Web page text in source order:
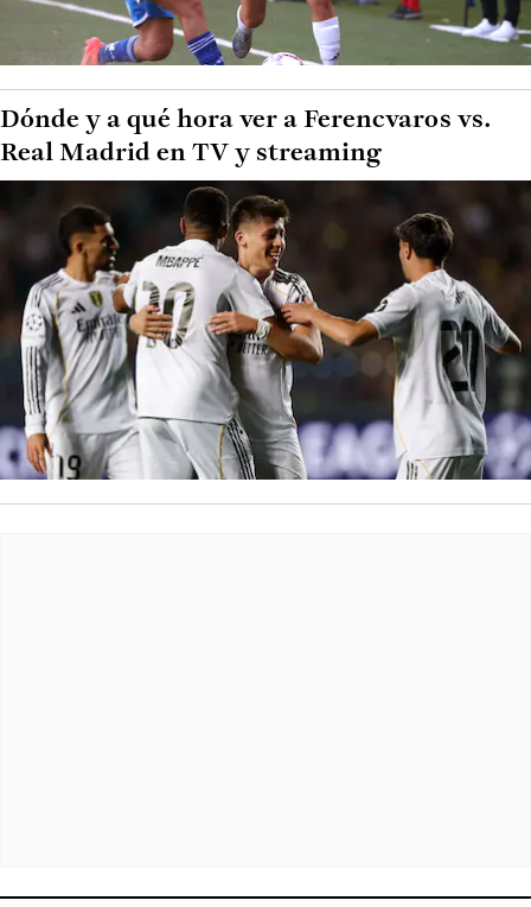
Dónde y a qué hora ver a Ferencvaros vs.
Real Madrid en TV y streaming